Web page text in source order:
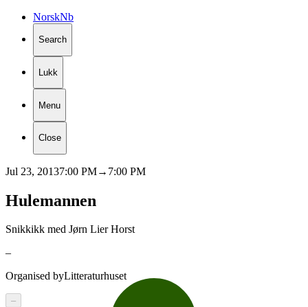
NorskNb
Search
Lukk
Menu
Close
Jul 23, 20137:00 PM→ 7:00 PM
Hulemannen
Snikkikk med Jørn Lier Horst
–
Organised byLitteraturhuset
–